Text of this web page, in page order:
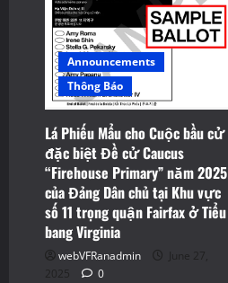
cử
biệt
Đề
cử
Caucus
Primary”
năm
của
Đảng
Dân
chủ
tại
Khu
vực
số
ở
Tiểu
Announcements
Thông Báo
Lá Phiếu Mẩu cho Cuộc bầu cử
đặc biệt Đề cử Caucus
“Firehouse Primary” năm 2025
của Đảng Dân chủ tại Khu vực
số 11 trọng quận Fairfax ở Tiểu
bang Virginia
webVFRanadmin
June 27,
2025
0